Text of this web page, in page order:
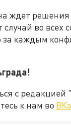
ждет решения
во
за каждым
с
к нам во